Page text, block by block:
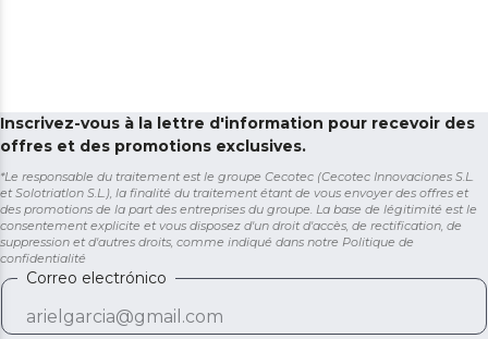
Inscrivez-vous à la lettre d'information pour recevoir des
offres et des promotions exclusives.
*Le responsable du traitement est le groupe Cecotec (Cecotec Innovaciones S.L.
et Solotriatlon S.L.), la finalité du traitement étant de vous envoyer des offres et
des promotions de la part des entreprises du groupe. La base de légitimité est le
consentement explicite et vous disposez d'un droit d'accès, de rectification, de
suppression et d'autres droits, comme indiqué dans notre Politique de
confidentialité
Correo electrónico